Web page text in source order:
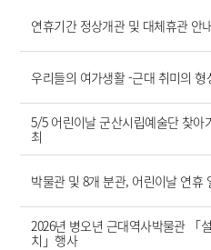
연휴기간 정상개관 및 대체휴관 안
우리들의 여가생활 -근대 취미의 형
5/5 어린이날 군산시립예술단 찾아
최
박물관 및 8개 분관, 어린이날 연휴
2026년 병오년 근대역사박물관 「
치」행사